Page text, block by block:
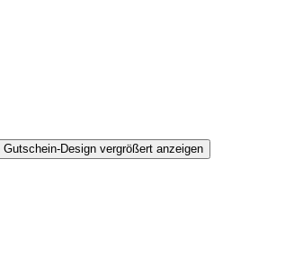
Gutschein-Design vergrößert anzeigen